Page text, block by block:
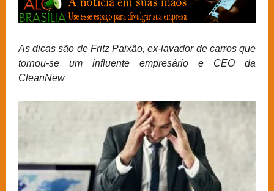
As dicas são de Fritz Paixão, ex-lavador de carros que
tornou-se um influente empresário e CEO da
CleanNew